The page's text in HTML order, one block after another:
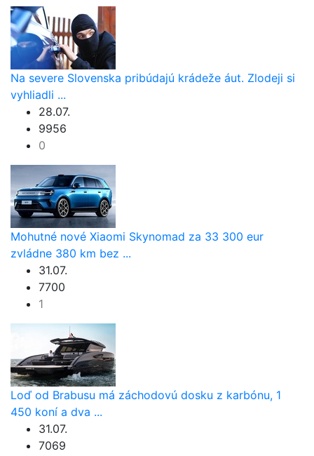
Na severe Slovenska pribúdajú krádeže áut. Zlodeji si
vyhliadli ...
28.07.
9956
0
Mohutné nové Xiaomi Skynomad za 33 300 eur
zvládne 380 km bez ...
31.07.
7700
1
Loď od Brabusu má záchodovú dosku z karbónu, 1
450 koní a dva ...
31.07.
7069